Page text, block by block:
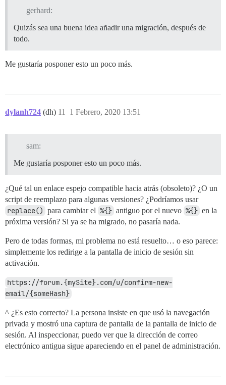
gerhard:
Quizás sea una buena idea añadir una migración, después de
todo.
Me gustaría posponer esto un poco más.
dylanh724 (dh) 1 Febrero, 2020 13:51
11
sam:
Me gustaría posponer esto un poco más.
¿Qué tal un enlace espejo compatible hacia atrás (obsoleto)? ¿O un
script de reemplazo para algunas versiones? ¿Podríamos usar
replace() para cambiar el %{} antiguo por el nuevo %{} en la
próxima versión? Si ya se ha migrado, no pasaría nada.
Pero de todas formas, mi problema no está resuelto… o eso parece:
simplemente los redirige a la pantalla de inicio de sesión sin
activación.
https://forum.{mySite}.com/u/confirm-new-
email/{someHash}
^ ¿Es esto correcto? La persona insiste en que usó la navegación
privada y mostró una captura de pantalla de la pantalla de inicio de
sesión. Al inspeccionar, puedo ver que la dirección de correo
electrónico antigua sigue apareciendo en el panel de administración.